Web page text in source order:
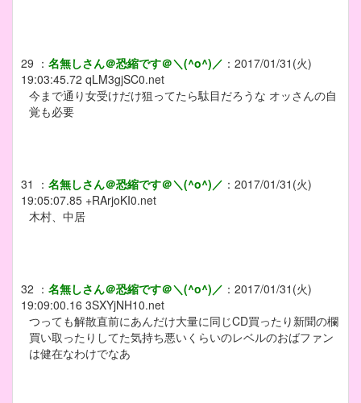
29 ： 名無しさん＠恐縮です＠＼(^o^)／ ： 2017/01/31(火)
19:03:45.72 qLM3gjSC0.net
今まで通り女受けだけ狙ってたら駄目だろうな オッさんの自
覚も必要
31 ： 名無しさん＠恐縮です＠＼(^o^)／ ： 2017/01/31(火)
19:05:07.85 +RArjoKI0.net
木村、中居
32 ： 名無しさん＠恐縮です＠＼(^o^)／ ： 2017/01/31(火)
19:09:00.16 3SXYjNH10.net
つっても解散直前にあんだけ大量に同じCD買ったり新聞の欄
買い取ったりしてた気持ち悪いくらいのレベルのおばファン
は健在なわけでなあ